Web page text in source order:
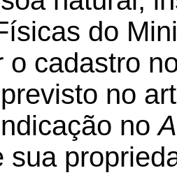
do
o cadastro
no
no
sua